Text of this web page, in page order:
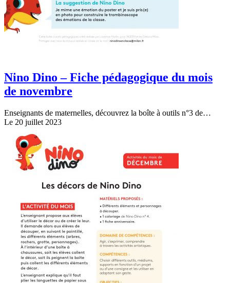
Nino Dino – Fiche pédagogique du mois
de novembre
Enseignants de maternelles, découvrez la boîte à outils n°3 de…
Le 20 juillet 2023